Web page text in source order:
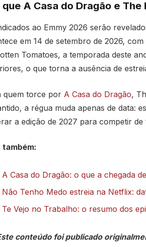
que A Casa do Dragão e
ao Emmy 2026 serão
em 14 de setembro de 2026,
Tomatoes, a temporada deste
o que torna a ausência de
quem torce por A Casa do Dragão,
a régua muda apenas de data:
a edição de 2027 para competir de
também:
A Casa do Dragão: o que a chegada
Não Tenho Medo estreia na Netflix:
Te Vejo no Trabalho: o resumo dos
conteúdo foi publicado